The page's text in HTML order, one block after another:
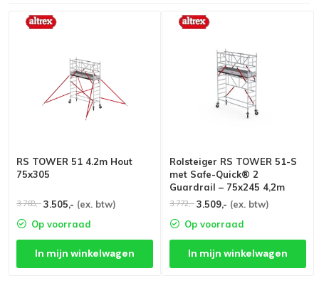
RS TOWER 51 4.2m Hout
75x305
3.768,- 3.505,- (ex. btw)
Op voorraad
In mijn winkelwagen
Rolsteiger RS TOWER 51-S
met Safe-Quick® 2
Guardrail – 75x245 4,2m
werkhoogte
3.772,- 3.509,- (ex. btw)
Op voorraad
In mijn winkelwagen